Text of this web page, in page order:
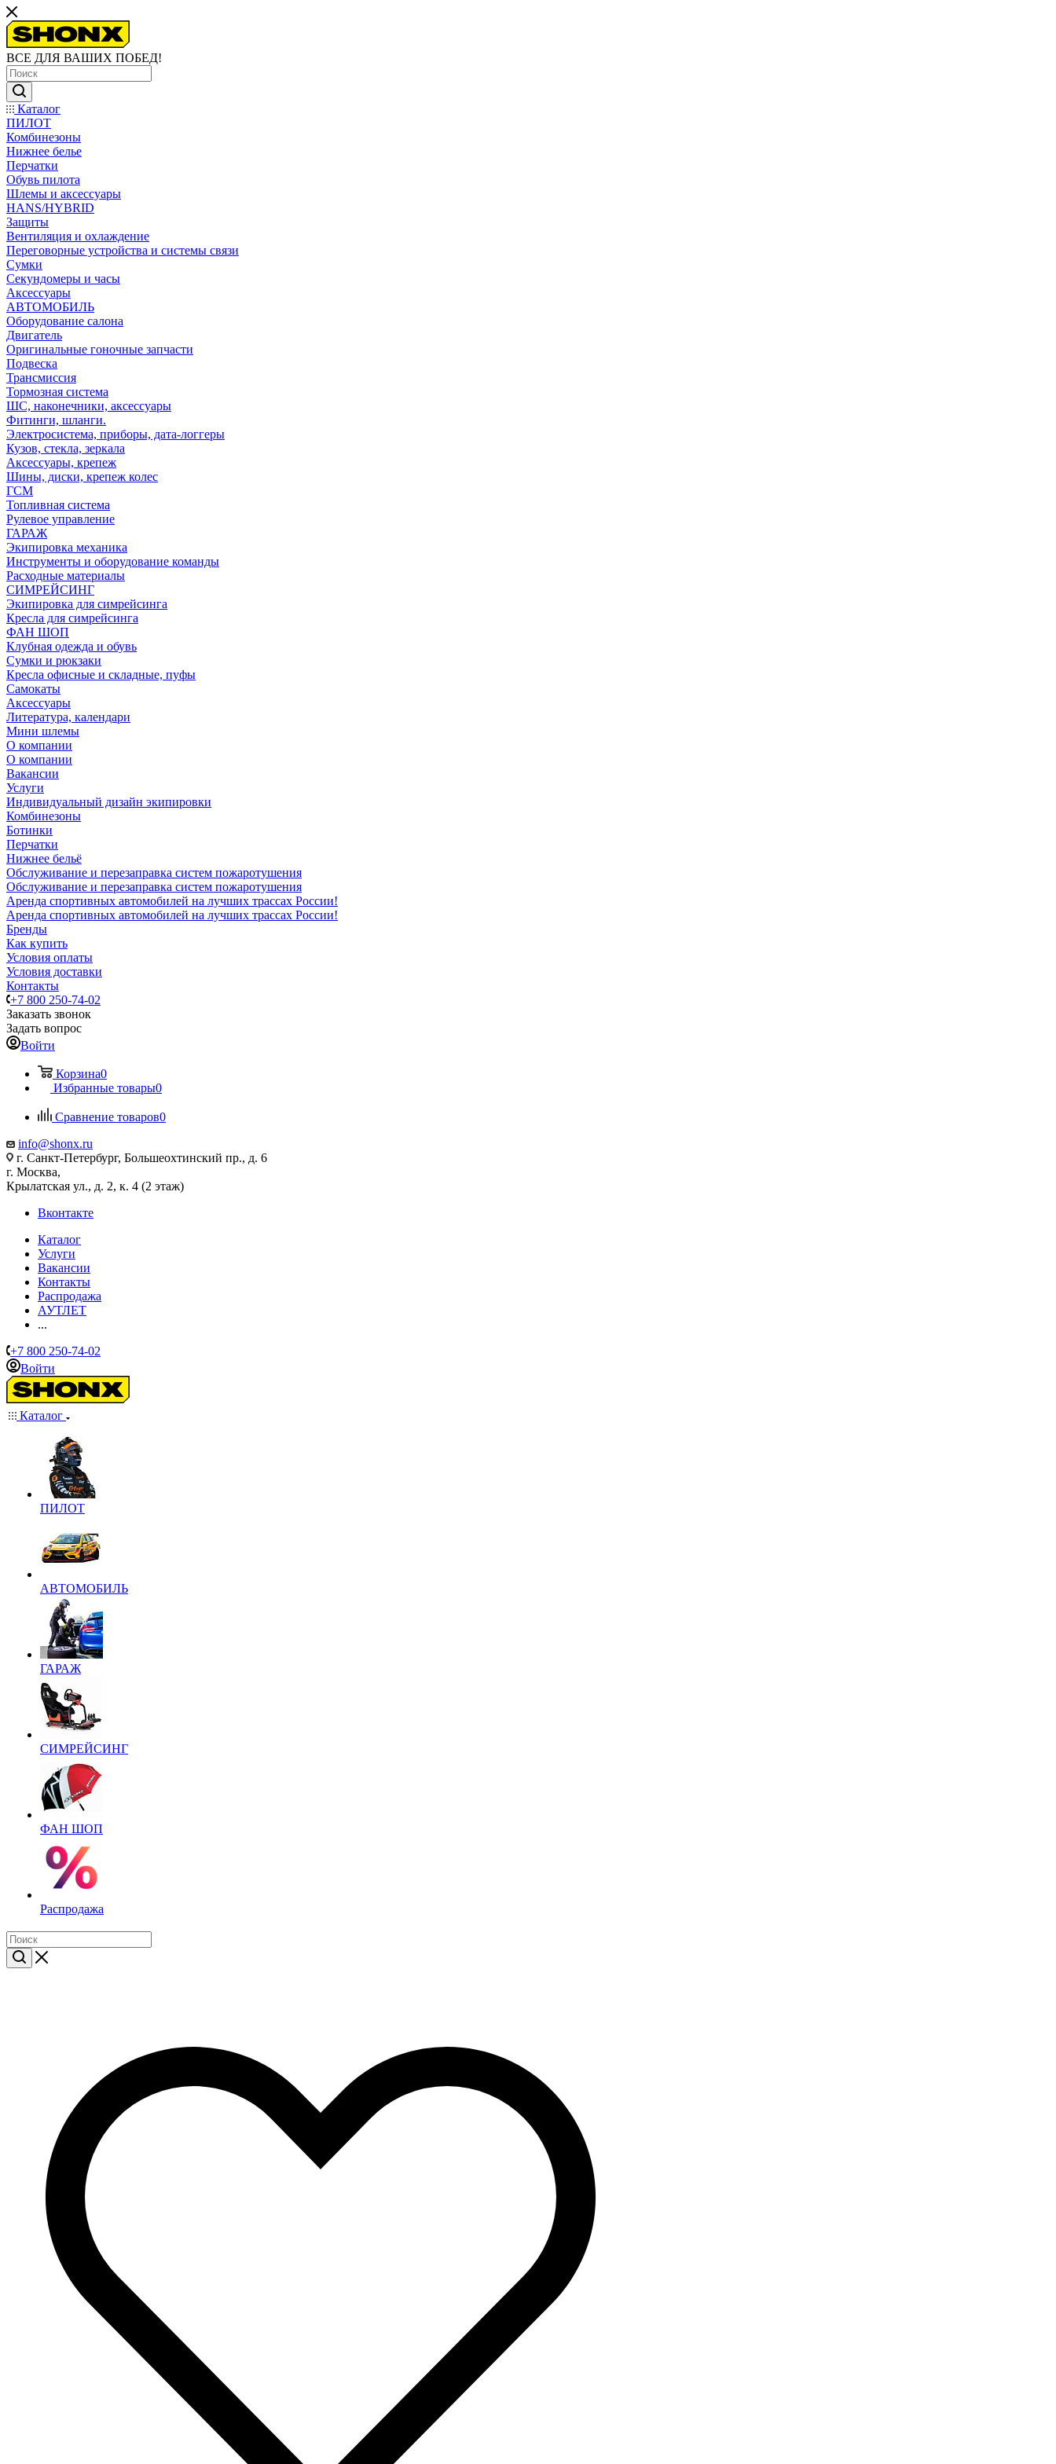
ВСЕ ДЛЯ ВАШИХ ПОБЕД!
Каталог
ПИЛОТ
Комбинезоны
Нижнее белье
Перчатки
Обувь пилота
Шлемы и аксессуары
HANS/HYBRID
Защиты
Вентиляция и охлаждение
Переговорные устройства и системы связи
Сумки
Секундомеры и часы
Аксессуары
АВТОМОБИЛЬ
Оборудование салона
Двигатель
Оригинальные гоночные запчасти
Подвеска
Трансмиссия
Тормозная система
ШС, наконечники, аксессуары
Фитинги, шланги.
Электросистема, приборы, дата-логгеры
Кузов, стекла, зеркала
Аксессуары, крепеж
Шины, диски, крепеж колес
ГСМ
Топливная система
Рулевое управление
ГАРАЖ
Экипировка механика
Инструменты и оборудование команды
Расходные материалы
СИМРЕЙСИНГ
Экипировка для симрейсинга
Кресла для симрейсинга
ФАН ШОП
Клубная одежда и обувь
Сумки и рюкзаки
Кресла офисные и складные, пуфы
Самокаты
Аксессуары
Литература, календари
Мини шлемы
О компании
О компании
Вакансии
Услуги
Индивидуальный дизайн экипировки
Комбинезоны
Ботинки
Перчатки
Нижнее бельё
Обслуживание и перезаправка систем пожаротушения
Обслуживание и перезаправка систем пожаротушения
Аренда спортивных автомобилей на лучших трассах России!
Аренда спортивных автомобилей на лучших трассах России!
Бренды
Как купить
Условия оплаты
Условия доставки
Контакты
+7 800 250-74-02
Заказать звонок
Задать вопрос
Войти
Корзина0
Избранные товары0
Сравнение товаров0
info@shonx.ru
г. Санкт-Петербург, Большеохтинский пр., д. 6
г. Москва,
Крылатская ул., д. 2, к. 4 (2 этаж)
Вконтакте
Каталог
Услуги
Вакансии
Контакты
Распродажа
АУТЛЕТ
...
+7 800 250-74-02
Войти
Каталог
ПИЛОТ
АВТОМОБИЛЬ
ГАРАЖ
СИМРЕЙСИНГ
ФАН ШОП
Распродажа